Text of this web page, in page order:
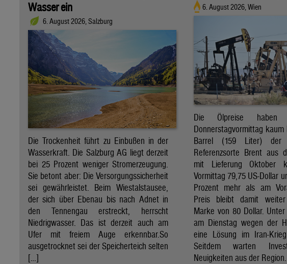
Wasser ein
6. August 2026, Salzburg
Die Trockenheit führt zu Einbußen in der
Wasserkraft. Die Salzburg AG liegt derzeit
bei 25 Prozent weniger Stromerzeugung.
Sie betont aber: Die Versorgungssicherheit
sei gewährleistet. Beim Wiestalstausee,
der sich über Ebenau bis nach Adnet in
den Tennengau erstreckt, herrscht
Niedrigwasser. Das ist derzeit auch am
Ufer mit freiem Auge erkennbar.So
ausgetrocknet sei der Speicherteich selten
[…]
6. August 2026, Wien
Die Ölpreise
Donnerstagvormittag kaum
Barrel (159 Liter) der
Referenzsorte Brent aus
mit Lieferung Oktober
Vormittag 79,75 US-Dollar
Prozent mehr als am
Preis bleibt damit
Marke von 80 Dollar.
am Dienstag wegen der
eine Lösung im Iran-
Seitdem warten
Neuigkeiten aus der Region.